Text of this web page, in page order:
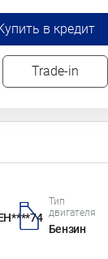
в кредит
Trade-in
Тип
двигателя
Бензин